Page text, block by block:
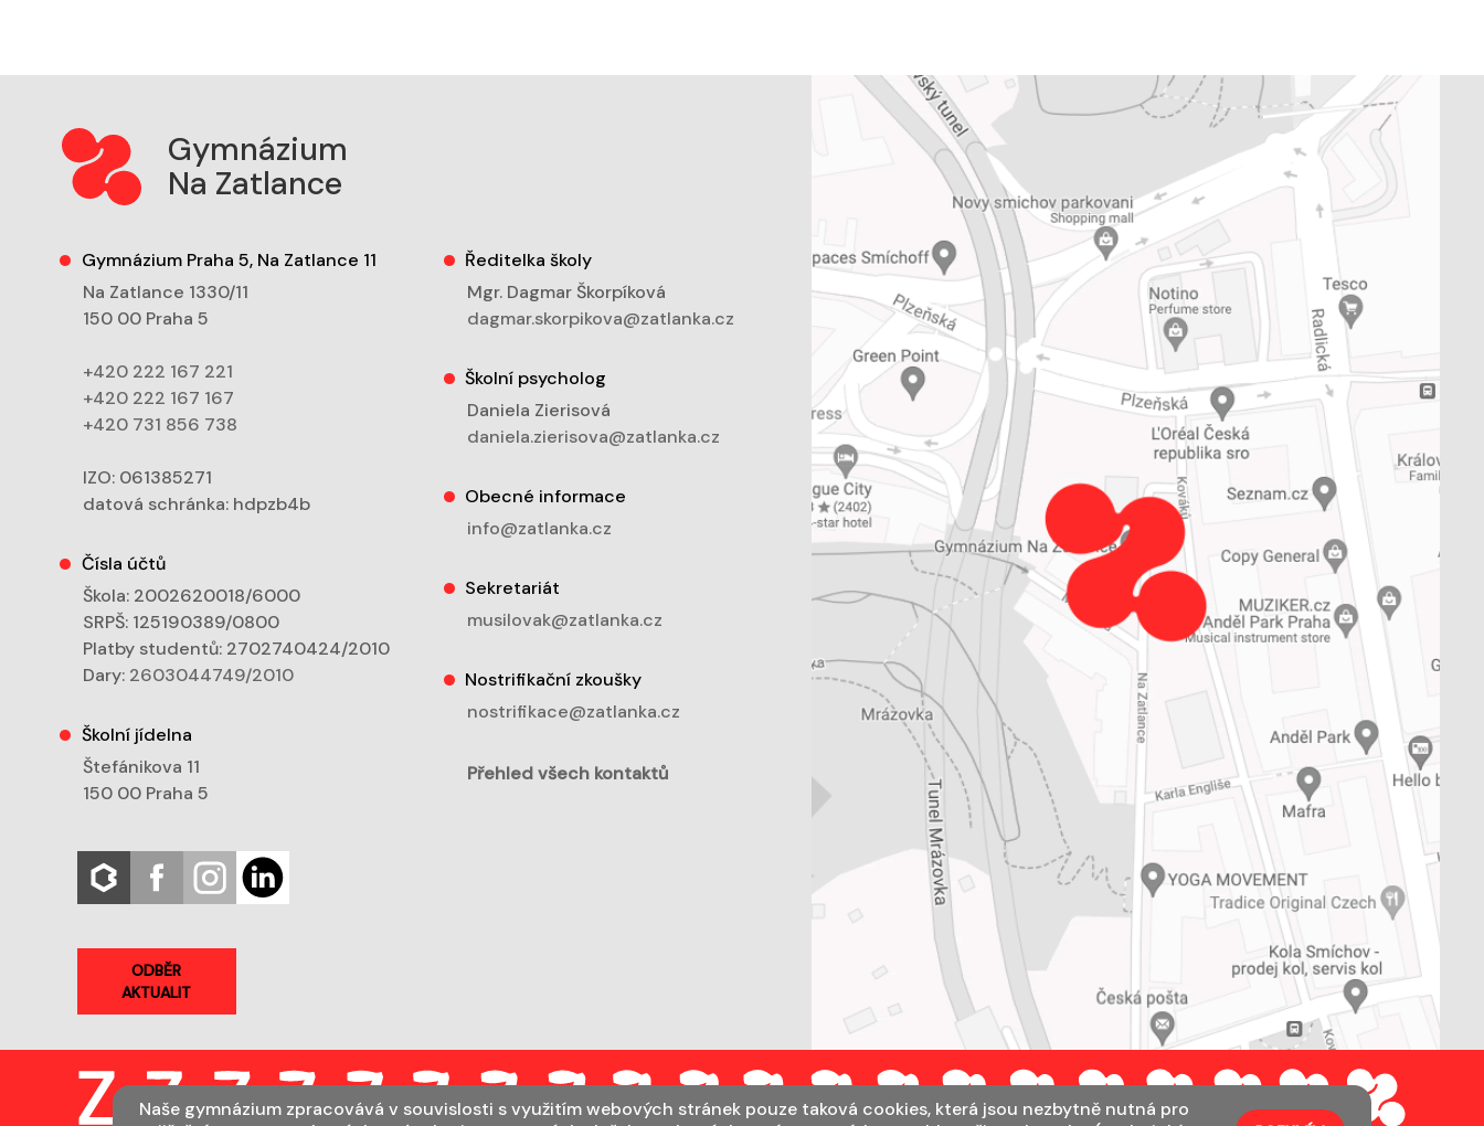
Gymnázium
Na Zatlance
Gymnázium Praha 5, Na Zatlance 11
Na Zatlance 1330/11
150 00 Praha 5
+420 222 167 221
+420 222 167 167
+420 731 856 738
IZO: 061385271
datová schránka: hdpzb4b
Čísla účtů
Škola: 2002620018/6000
SRPŠ: 125190389/0800
Platby studentů: 2702740424/2010
Dary: 2603044749/2010
Školní jídelna
Štefánikova 11
150 00 Praha 5
ODBĚR
AKTUALIT
Ředitelka školy
Mgr. Dagmar Škorpíková
dagmar.skorpikova@zatlanka.cz
Školní psycholog
Daniela Zierisová
daniela.zierisova@zatlanka.cz
Obecné informace
info@zatlanka.cz
Sekretariát
musilovak@zatlanka.cz
Nostrifikační zkoušky
nostrifikace@zatlanka.cz
Přehled všech kontaktů
Naše gymnázium zpracovává v souvislosti s využitím webových stránek pouze taková cookies, která jsou nezbytně nutná pro